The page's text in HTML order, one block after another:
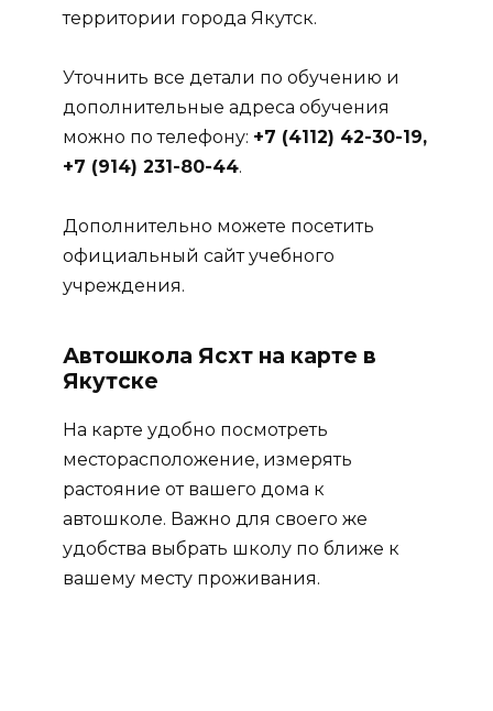
территории города Якутск.
Уточнить все детали по обучению и
дополнительные адреса обучения
можно по телефону: +7 (4112) 42-30-19,
+7 (914) 231-80-44.
Дополнительно можете посетить
официальный сайт учебного
учреждения.
Автошкола Ясхт на карте в
Якутске
На карте удобно посмотреть
месторасположение, измерять
растояние от вашего дома к
автошколе. Важно для своего же
удобства выбрать школу по ближе к
вашему месту проживания.